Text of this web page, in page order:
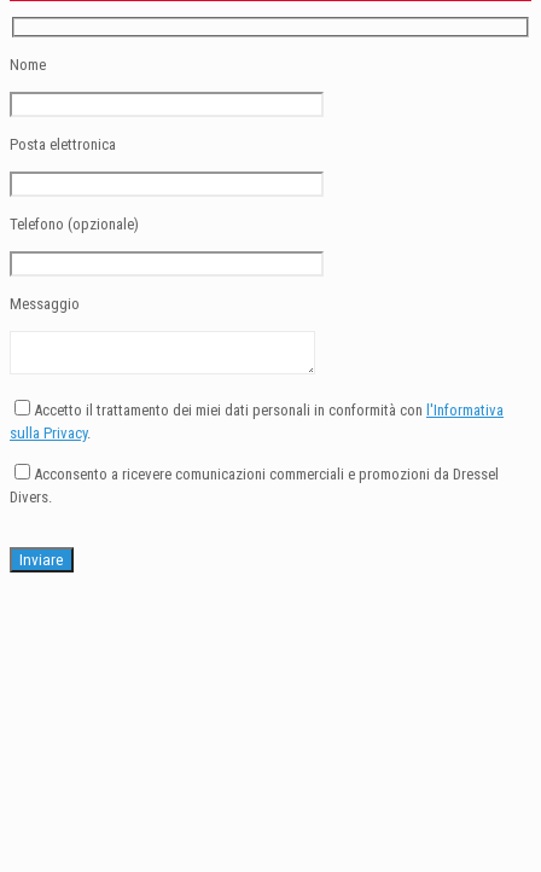
Nome
Posta elettronica
Telefono (opzionale)
Messaggio
Accetto il trattamento dei miei dati personali in conformità con l'Informativa
sulla Privacy.
Acconsento a ricevere comunicazioni commerciali e promozioni da Dressel
Divers.